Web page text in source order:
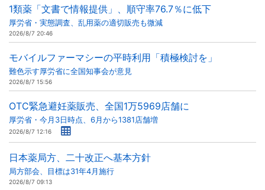
1類薬「文書で情報提供」、順守率76.7％に低下
厚労省・実態調査、乱用薬の適切販売も微減
2026/8/7 20:46
モバイルファーマシーの平時利用「積極検討を」
難色示す厚労省に全国知事会が意見
2026/8/7 15:56
OTC緊急避妊薬販売、全国1万5969店舗に
厚労省・今月3日時点、6月から1381店舗増
2026/8/7 12:16
日本薬局方、二十改正へ基本方針
局方部会、目標は31年4月施行
2026/8/7 09:13